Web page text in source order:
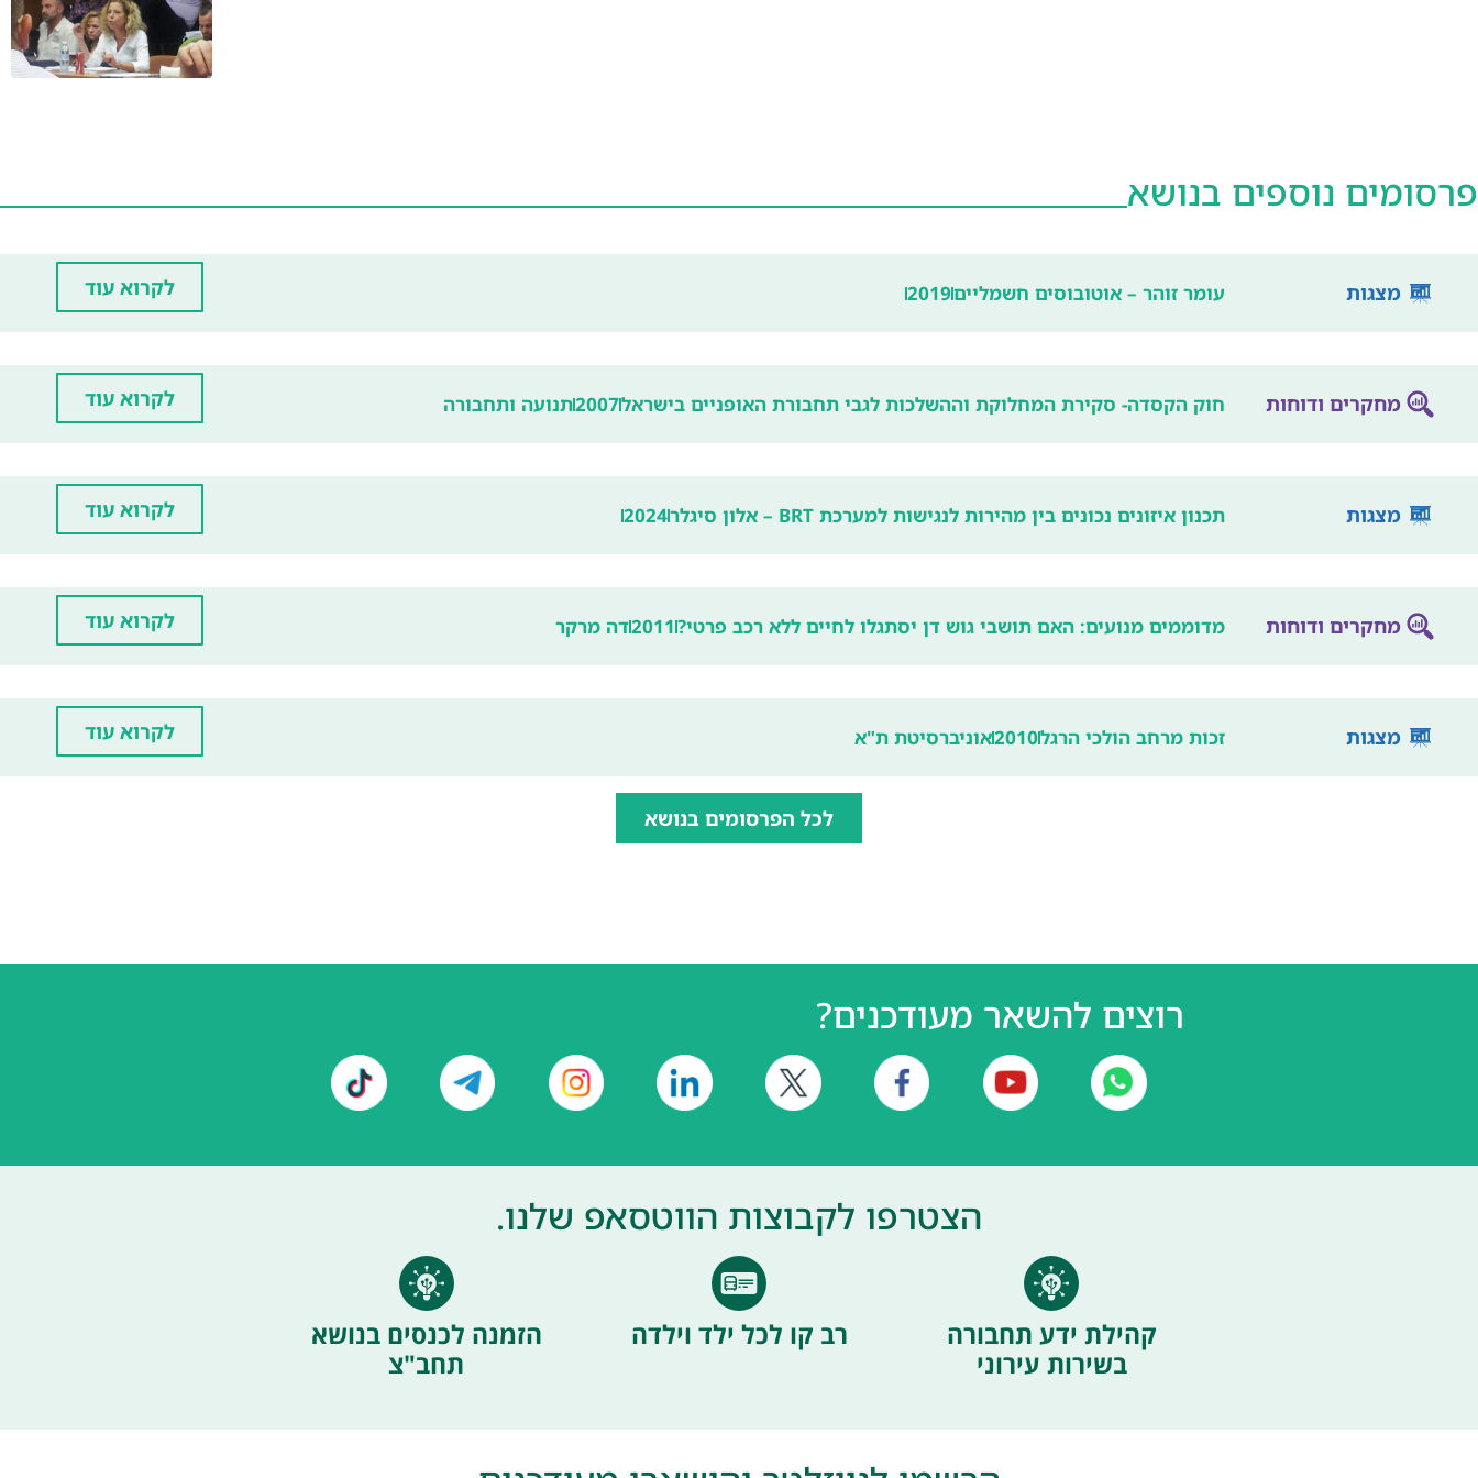
פרסומים נוספים בנושא
מצגות עומר זוהר – אוטובוסים חשמליים2019 לקרוא עוד
מחקרים ודוחות חוק הקסדה- סקירת המחלוקת וההשלכות לגבי תחבורת האופניים בישראל2007תנועה ותחבורה לקרוא עוד
מצגות תכנון איזונים נכונים בין מהירות לנגישות למערכת BRT – אלון סיגלר 2024 לקרוא עוד
מחקרים ודוחות מדוממים מנועים: האם תושבי גוש דן יסתגלו לחיים ללא רכב פרטי?2011דה מרקר לקרוא עוד
מצגות זכות מרחב הולכי הרגל2010אוניברסיטת ת"א לקרוא עוד
לכל הפרסומים בנושא
רוצים להשאר מעודכנים?
הצטרפו לקבוצות הווטסאפ שלנו.
קהילת ידע תחבורה
בשירות עירוני
רב קו לכל ילד וילדה
הזמנה לכנסים בנושא
תחב"צ